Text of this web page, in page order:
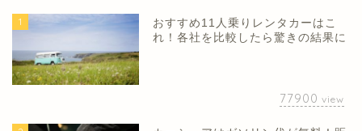
1
おすすめ11人乗りレンタカーはこ
れ！各社を比較したら驚きの結果に
77900 view